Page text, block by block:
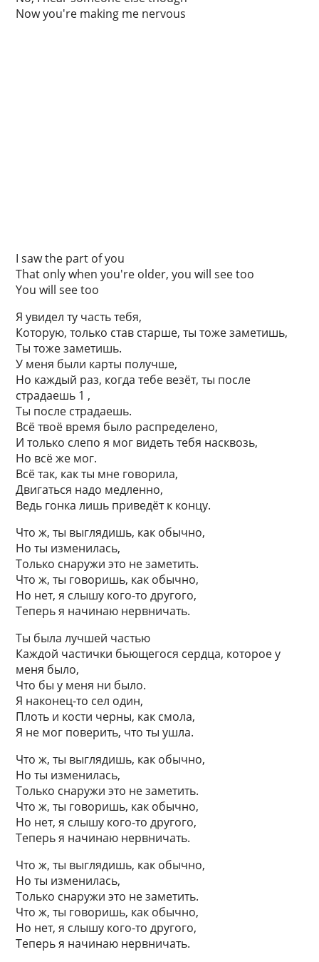
Now you're making me nervous
I saw the part of you
That only when you're older, you will see too
You will see too
Я увидел ту часть тебя,
Которую, только став старше, ты тоже заметишь,
Ты тоже заметишь.
У меня были карты получше,
Но каждый раз, когда тебе везёт, ты после
страдаешь 1 ,
Ты после страдаешь.
Всё твоё время было распределено,
И только слепо я мог видеть тебя насквозь,
Но всё же мог.
Всё так, как ты мне говорила,
Двигаться надо медленно,
Ведь гонка лишь приведёт к концу.
Что ж, ты выглядишь, как обычно,
Но ты изменилась,
Только снаружи это не заметить.
Что ж, ты говоришь, как обычно,
Но нет, я слышу кого-то другого,
Теперь я начинаю нервничать.
Ты была лучшей частью
Каждой частички бьющегося сердца, которое у
меня было,
Что бы у меня ни было.
Я наконец-то сел один,
Плоть и кости черны, как смола,
Я не мог поверить, что ты ушла.
Что ж, ты выглядишь, как обычно,
Но ты изменилась,
Только снаружи это не заметить.
Что ж, ты говоришь, как обычно,
Но нет, я слышу кого-то другого,
Теперь я начинаю нервничать.
Что ж, ты выглядишь, как обычно,
Но ты изменилась,
Только снаружи это не заметить.
Что ж, ты говоришь, как обычно,
Но нет, я слышу кого-то другого,
Теперь я начинаю нервничать.